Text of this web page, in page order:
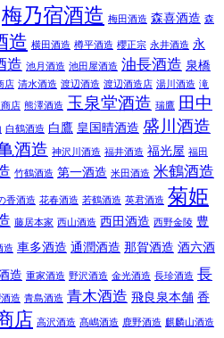
梅乃宿酒造 梅田酒造 森喜酒造 森
造 横田酒造 樽平酒造 櫻正宗 永井酒造 永
造 池月酒造 池田屋酒造 油長酒造 泉橋
店 清水酒造 渡辺酒造 渡辺酒造店 湯川酒造 滝
店 熊澤酒造 玉泉堂酒造 瑞鷹
田中
白鶴酒造 白鷹 皇国晴酒造 盛川酒造
酒造 神沢川酒造 福井酒造 福光屋 福田
竹鶴酒造 第一酒造 米田酒造 米鶴酒造
香酒造 花春酒造 若鶴酒造 英君酒造 菊姫
藤居本家 西山酒造 西田酒造 西野金陵 豊
造 車多酒造 通潤酒造 那賀酒造 酒六酒
造 重家酒造 野沢酒造 金光酒造 長珍酒造 長
造 青島酒造 青木酒造 飛良泉本舗 香
店 高沢酒造 髙嶋酒造 鹿野酒造 麒麟山酒造